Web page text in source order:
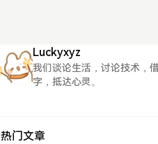
Luckyxyz
我们谈论生活，讨论技术，
字，抵达心灵。
热门文章